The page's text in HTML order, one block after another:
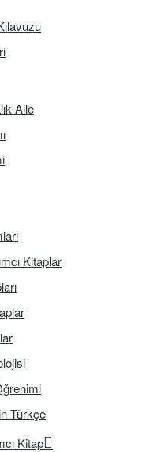
Aile
Kitaplar
Türkçe
Kitap